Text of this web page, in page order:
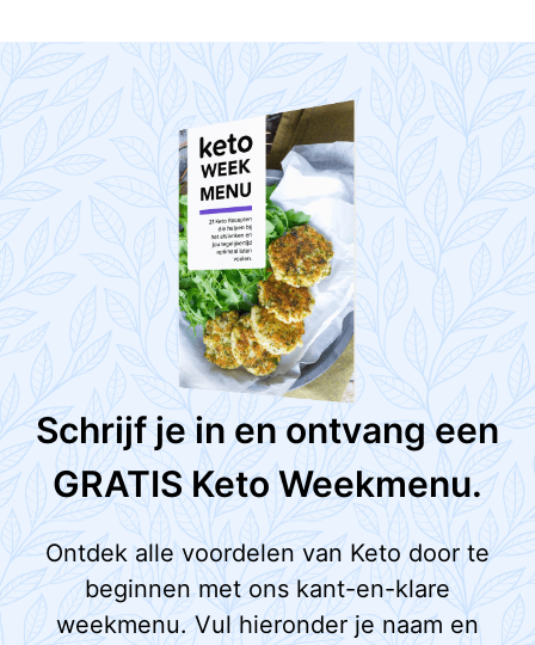
Schrijf je in en ontvang een
GRATIS Keto Weekmenu.
Ontdek alle voordelen van Keto door te
beginnen met ons kant-en-klare
weekmenu. Vul hieronder je naam en